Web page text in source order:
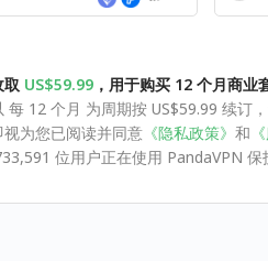
US$59.99 ，用于购买 12 个月商业
每 12 个月 为周期按 US$59.99 续订
视为您已阅读并同意 《隐私政策》 和
位用户正在使用 PandaVPN 保